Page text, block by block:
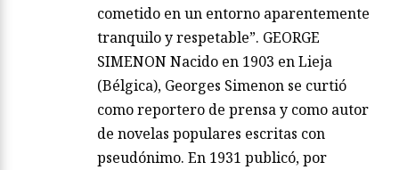
cometido en un entorno aparentemente
tranquilo y respetable”. GEORGE
SIMENON Nacido en 1903 en Lieja
(Bélgica), Georges Simenon se curtió
como reportero de prensa y como autor
de novelas populares escritas con
pseudónimo. En 1931 publicó, por